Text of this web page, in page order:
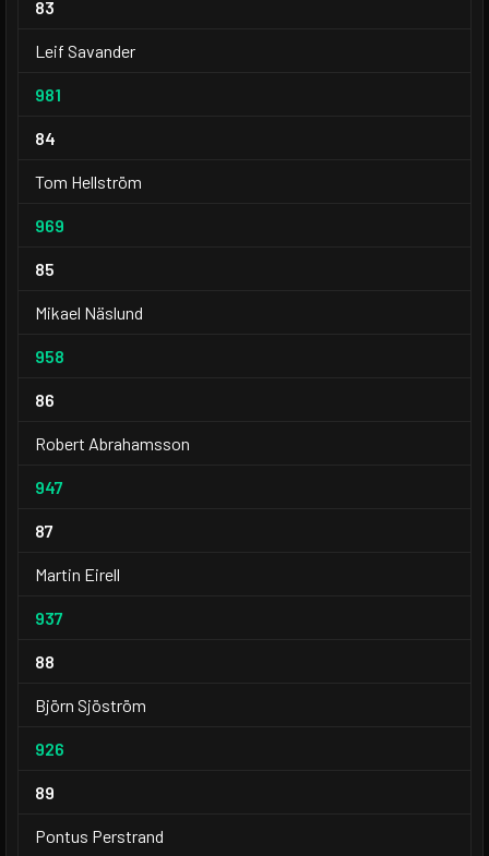
83
Leif Savander
981
84
Tom Hellström
969
85
Mikael Näslund
958
86
Robert Abrahamsson
947
87
Martin Eirell
937
88
Björn Sjöström
926
89
Pontus Perstrand